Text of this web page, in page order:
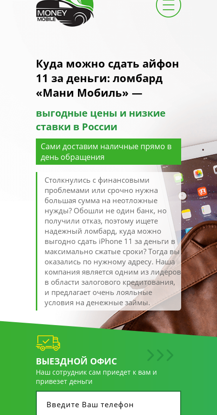
Куда можно сдать айфон
11 за деньги: ломбард
«Мани Мобиль» —
выгодные цены и низкие
ставки в России
Сами доставим наличные прямо в
день обращения
Столкнулись с финансовыми
проблемами или срочно нужна
большая сумма на неотложные
нужды? Обошли не один банк, но
получили отказ, поэтому ищете
надежный ломбард, куда можно
выгодно сдать iPhone 11 за деньги в
максимально сжатые сроки? Тогда вы
оказались по нужному адресу. Наша
компания является одним из лидеров
в области залогового кредитования,
и предлагает очень лояльные
условия на денежные займы.
ВЫЕЗДНОЙ ОФИС
Наш сотрудник сам приедет к вам и
привезет деньги